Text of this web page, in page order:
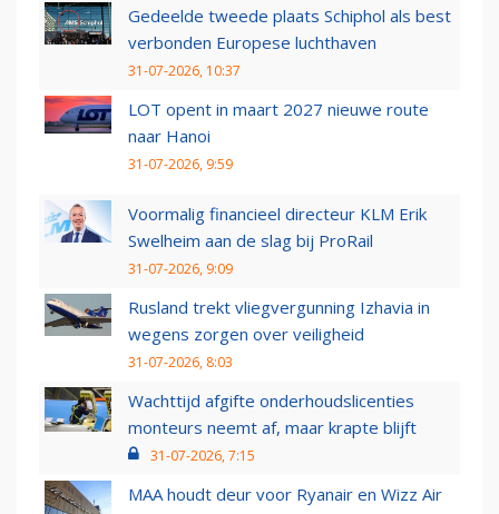
Gedeelde tweede plaats Schiphol als best
verbonden Europese luchthaven
31-07-2026, 10:37
LOT opent in maart 2027 nieuwe route
naar Hanoi
31-07-2026, 9:59
Voormalig financieel directeur KLM Erik
Swelheim aan de slag bij ProRail
31-07-2026, 9:09
Rusland trekt vliegvergunning Izhavia in
wegens zorgen over veiligheid
31-07-2026, 8:03
Wachttijd afgifte onderhoudslicenties
monteurs neemt af, maar krapte blijft
31-07-2026, 7:15
MAA houdt deur voor Ryanair en Wizz Air